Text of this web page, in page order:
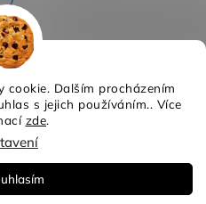
cookie. Dalším procházením
s jejich používáním.. Více
zde.
. Všechna práva vyhrazena.